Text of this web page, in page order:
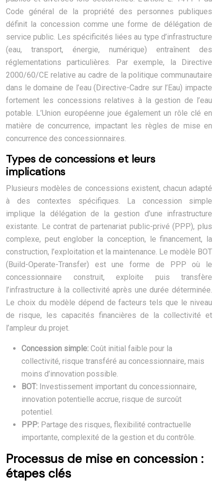
Code général de la propriété des personnes publiques
définit la concession comme une forme de délégation de
service public. Les spécificités liées au type d’infrastructure
(eau, transport, énergie, numérique) entraînent des
réglementations particulières. Par exemple, la Directive
2000/60/CE relative au cadre de la politique communautaire
dans le domaine de l’eau (Directive-Cadre sur l’Eau) impacte
fortement les concessions relatives à la gestion de l’eau
potable. L’Union européenne joue également un rôle clé en
matière de concurrence, impactant les règles de mise en
concurrence des concessionnaires.
Types de concessions et leurs
implications
Plusieurs modèles de concessions existent, chacun adapté
à des contextes spécifiques. La concession simple
implique la délégation de la gestion d’une infrastructure
existante. Le contrat de partenariat public-privé (PPP), plus
complexe, peut englober la conception, le financement, la
construction, l’exploitation et la maintenance. Le modèle BOT
(Build-Operate-Transfer) est une forme de PPP où le
concessionnaire construit, exploite puis transfère
l’infrastructure à la collectivité après une durée déterminée.
Le choix du modèle dépend de facteurs tels que le niveau
de risque, les capacités financières de la collectivité et
l’ampleur du projet.
Concession simple: Coût initial faible pour la
collectivité, risque transféré au concessionnaire, mais
moins d’innovation possible.
BOT: Investissement important du concessionnaire,
innovation potentielle accrue, risque de surcoût
potentiel.
PPP: Partage des risques, flexibilité contractuelle
importante, complexité de la gestion et du contrôle.
Processus de mise en concession :
étapes clés